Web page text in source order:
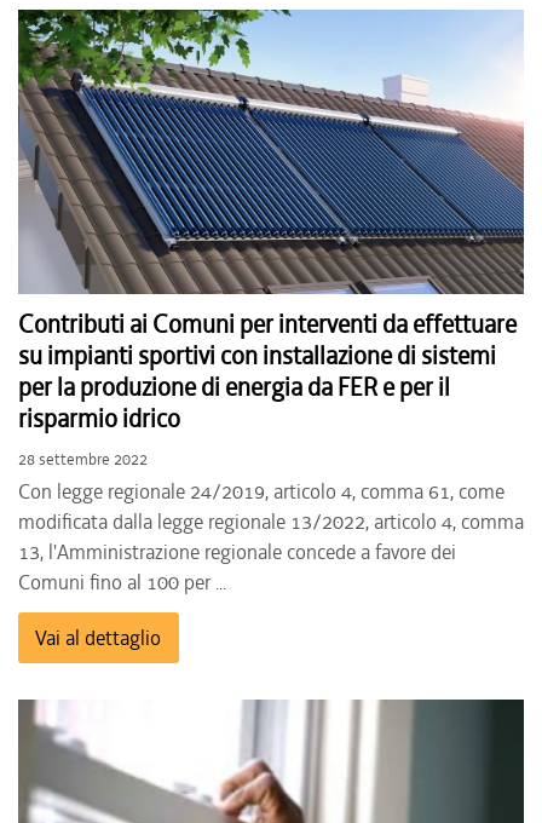
Contributi ai Comuni per interventi da effettuare
su impianti sportivi con installazione di sistemi
per la produzione di energia da FER e per il
risparmio idrico
28 settembre 2022
Con legge regionale 24/2019, articolo 4, comma 61, come
modificata dalla legge regionale 13/2022, articolo 4, comma
13, l'Amministrazione regionale concede a favore dei
Comuni fino al 100 per ...
Vai al dettaglio